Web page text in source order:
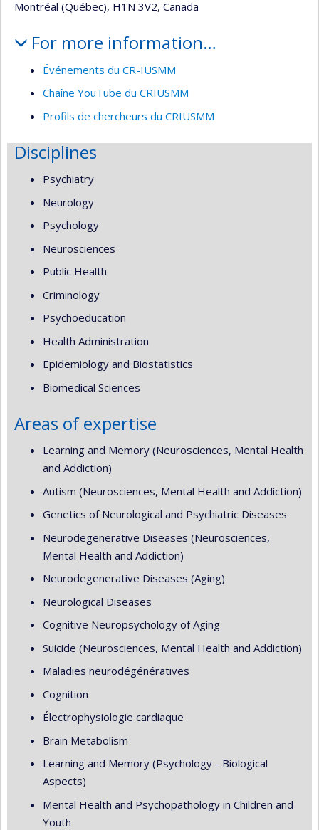
Montréal (Québec), H1N 3V2, Canada
For more information…
Événements du CR-IUSMM
Chaîne YouTube du CRIUSMM
Profils de chercheurs du CRIUSMM
Disciplines
Psychiatry
Neurology
Psychology
Neurosciences
Public Health
Criminology
Psychoeducation
Health Administration
Epidemiology and Biostatistics
Biomedical Sciences
Areas of expertise
Learning and Memory (Neurosciences, Mental Health
and Addiction)
Autism (Neurosciences, Mental Health and Addiction)
Genetics of Neurological and Psychiatric Diseases
Neurodegenerative Diseases (Neurosciences,
Mental Health and Addiction)
Neurodegenerative Diseases (Aging)
Neurological Diseases
Cognitive Neuropsychology of Aging
Suicide (Neurosciences, Mental Health and Addiction)
Maladies neurodégénératives
Cognition
Électrophysiologie cardiaque
Brain Metabolism
Learning and Memory (Psychology - Biological
Aspects)
Mental Health and Psychopathology in Children and
Youth